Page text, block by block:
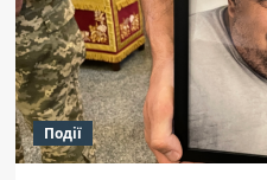
Події